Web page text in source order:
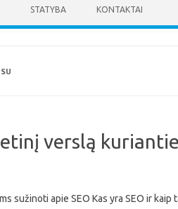
STATYBA KONTAKTAI
verslą
sužinoti apie SEO Kas yra SEO ir kaip